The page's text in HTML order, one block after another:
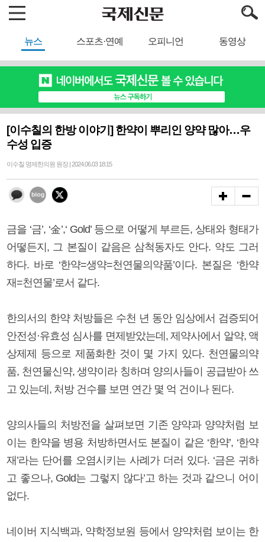
뉴스 스포츠·연예 오피니언 동영상
[이수칠의 한방 이야기] 한약이 뿌리인 양약 많아…우
수성 입증
이수칠 명제한의원 원장 | 2024.06.03 18:15
금을 ‘금’, ‘金’,‘ Gold’ 등으로 어떻게 부르든, 상태와 형태가
어떻든지, 그 본질이 같음은 삼척동자도 안다. 약도 그러
하다. 바로 ‘한약=생약=천연물의약품’이다. 본질은 ‘한약
재=천연물’로서 같다.
한의서의 한약 처방들은 수천 년 동안 임상에서 검증되어
안전성·유효성 심사를 면제받았는데, 제약사에서 알약, 액
상제제 등으로 제품화한 것이 몇 가지 있다. 천연물의약
품, 천연물신약, 생약이라 칭하며 양의사들이 공급받아 쓰
고 있는데, 처방 건수를 보면 연간 몇 억 건이나 된다.
양의사들의 처방전을 살펴보면 기존 양약과 양약처럼 보
이는 한약을 병용 처방하면서도 본질이 같은 ‘한약’, ‘한약
재’라는 단어를 오염시키는 사례가 더러 있다. ‘금은 귀하
고 좋으나, Gold는 그렇지 않다’고 하는 것과 같으니 어이
없다.
네이버 지식백과, 약학정보원 등에서 양약처럼 보이는 한